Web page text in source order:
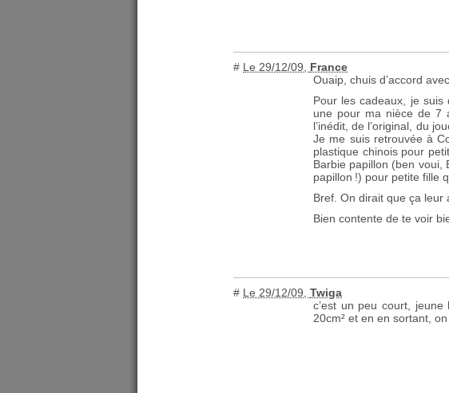
# Le 29/12/09
France
Ouaip, chuis d’accord
Pour les cadeaux, je suis
une pour ma nièce de 7
l’inédit, de l’original, du
Je me suis retrouvée à
plastique chinois pour
Barbie papillon (ben voui,
papillon !) pour petite fille
Bref. On dirait que ça leur
Bien contente de te voir
# Le 29/12/09 Twiga
c’est un peu court, jeune
20cm² et en en sortant,